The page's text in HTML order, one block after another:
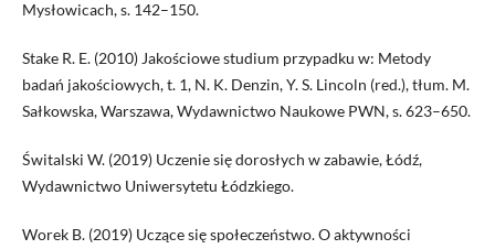
Mysłowicach, s. 142–150.
Stake R. E. (2010) Jakościowe studium przypadku w: Metody
badań jakościowych, t. 1, N. K. Denzin, Y. S. Lincoln (red.), tłum. M.
Sałkowska, Warszawa, Wydawnictwo Naukowe PWN, s. 623–650.
Świtalski W. (2019) Uczenie się dorosłych w zabawie, Łódź,
Wydawnictwo Uniwersytetu ­Łódzkiego.
Worek B. (2019) Uczące się społeczeństwo. O aktywności